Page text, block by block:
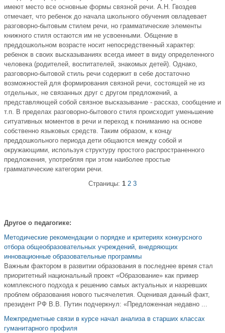
имеют место все основные формы связной речи. А.Н. Гвоздев
отмечает, что ребенок до начала школьного обучения овладевает
разговорно-бытовым стилем речи, но грамматические элементы
книжного стиля остаются им не усвоенными. Общение в
преддошкольном возрасте носит непосредственный характер:
ребенок в своих высказываниях всегда имеет в виду определенного
человека (родителей, воспитателей, знакомых детей). Однако,
разговорно-бытовой стиль речи содержит в себе достаточно
возможностей для формирования связной речи, состоящей не из
отдельных, не связанных друг с другом предложений, а
представляющей собой связное высказывание - рассказ, сообщение и
т.п. В пределах разговорно-бытового стиля происходит уменьшение
ситуативных моментов в речи и переход к пониманию на основе
собственно языковых средств. Таким образом, к концу
преддошкольного периода дети общаются между собой и
окружающими, используя структуру простого распространенного
предложения, употребляя при этом наиболее простые
грамматические категории речи.
Страницы: 1 2 3
Другое о педагогике:
Методические рекомендации о порядке и критериях конкурсного
отбора общеобразовательных учреждений, внедряющих
инновационные образовательные программы
Важным фактором в развитии образования в последнее время стал
приоритетный национальный проект «Образование» как пример
комплексного подхода к решению самых актуальных и назревших
проблем образования нового тысячелетия. Оценивая данный факт,
президент РФ В.В. Путин подчеркнул: «Предложенная недавно ...
Межпредметные связи в курсе начал анализа в старших классах
гуманитарного профиля